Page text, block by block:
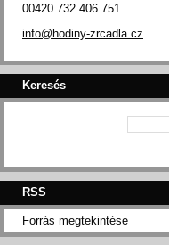
00420 732 406 751
info@hodiny-zrcadla.cz
Keresés
RSS
Forrás megtekintése